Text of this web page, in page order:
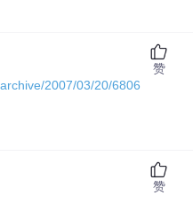
2007/03/20/6806
赞
赞